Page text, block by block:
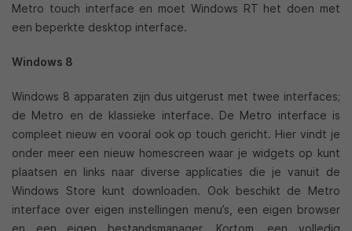
Metro touch interface en moet Windows RT het doen met
een beperkte desktop interface.
Windows 8
Windows 8 apparaten zijn dus uitgerust met twee interfaces;
de Metro en de klassieke interface. De Metro interface is
compleet nieuw en vooral ook op touch gericht. Hier vindt je
onder meer een nieuw homescreen waar je widgets op kunt
plaatsen en links naar diverse applicaties die je vanuit de
Windows Store kunt downloaden. Ook beschikt de Metro
interface over eigen instellingen menu’s, een eigen browser
en een eigen bestandsmanager. Kortom, een volledig